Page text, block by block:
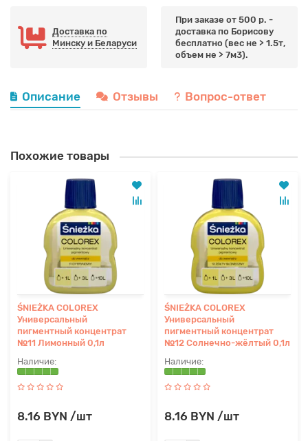
Доставка по
Минску и Беларуси
При заказе от 500 р. -
доставка по Борисову
бесплатно (вес не > 1.5т,
объем не > 7м3).
Описание Отзывы Вопрос-ответ
Похожие товары
ŚNIEŻKA COLOREX
Универсальный
пигментный концентрат
№11 Лимонный 0,1л
8.16 BYN /шт
ŚNIEŻKA COLOREX
Универсальный
пигментный концентрат
№12 Cолнечно-жёлтый 0,1л
8.16 BYN /шт